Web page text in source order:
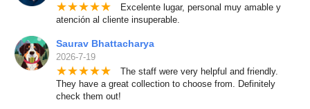
★★★★★ Excelente lugar, personal muy amable y
atención al cliente insuperable.
Saurav Bhattacharya
2026-7-19
★★★★★ The staff were very helpful and friendly.
They have a great collection to choose from. Definitely
check them out!